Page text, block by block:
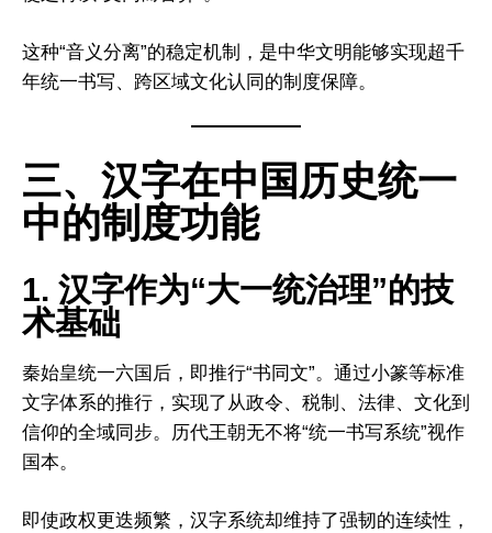
这种“音义分离”的稳定机制，是中华文明能够实现超千
年统一书写、跨区域文化认同的制度保障。
三、汉字在中国历史统一
中的制度功能
1. 汉字作为“大一统治理”的技
术基础
秦始皇统一六国后，即推行“书同文”。通过小篆等标准
文字体系的推行，实现了从政令、税制、法律、文化到
信仰的全域同步。历代王朝无不将“统一书写系统”视作
国本。
即使政权更迭频繁，汉字系统却维持了强韧的连续性，